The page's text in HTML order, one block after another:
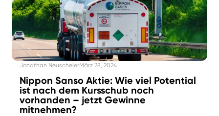
Jonathan NeuschelerMärz 28, 2024
Nippon Sanso Aktie: Wie viel Potential
ist nach dem Kursschub noch
vorhanden – jetzt Gewinne
mitnehmen?